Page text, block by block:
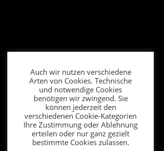
Auch wir nutzen verschiedene
Arten von Cookies. Technische
und notwendige Cookies
benötigen wir zwingend. Sie
können jederzeit den
verschiedenen Cookie-Kategorien
Ihre Zustimmung oder Ablehnung
erteilen oder nur ganz gezielt
bestimmte Cookies zulassen.